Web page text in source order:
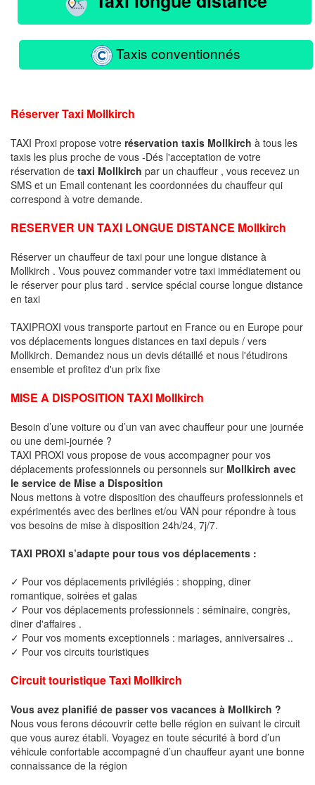
Taxis conventionnés
Réserver Taxi Mollkirch
TAXI Proxi propose votre réservation taxis Mollkirch à tous les
taxis les plus proche de vous -Dés l'acceptation de votre
réservation de taxi Mollkirch par un chauffeur , vous recevez un
SMS et un Email contenant les coordonnées du chauffeur qui
correspond à votre demande.
RESERVER UN TAXI LONGUE DISTANCE Mollkirch
Réserver un chauffeur de taxi pour une longue distance à
Mollkirch . Vous pouvez commander votre taxi immédiatement ou
le réserver pour plus tard . service spécial course longue distance
en taxi
TAXIPROXI vous transporte partout en France ou en Europe pour
vos déplacements longues distances en taxi depuis / vers
Mollkirch. Demandez nous un devis détaillé et nous l'étudirons
ensemble et profitez d'un prix fixe
MISE A DISPOSITION TAXI Mollkirch
Besoin d’une voiture ou d’un van avec chauffeur pour une journée
ou une demi-journée ?
TAXI PROXI vous propose de vous accompagner pour vos
déplacements professionnels ou personnels sur Mollkirch avec
le service de Mise a Disposition
Nous mettons à votre disposition des chauffeurs professionnels et
expérimentés avec des berlines et/ou VAN pour répondre à tous
vos besoins de mise à disposition 24h/24, 7j/7.
TAXI PROXI s’adapte pour tous vos déplacements :
✓ Pour vos déplacements privilégiés : shopping, diner
romantique, soirées et galas
✓ Pour vos déplacements professionnels : séminaire, congrès,
diner d'affaires .
✓ Pour vos moments exceptionnels : mariages, anniversaires ..
✓ Pour vos circuits touristiques
Circuit touristique Taxi Mollkirch
Vous avez planifié de passer vos vacances à Mollkirch ?
Nous vous ferons découvrir cette belle région en suivant le circuit
que vous aurez établi. Voyagez en toute sécurité à bord d’un
véhicule confortable accompagné d’un chauffeur ayant une bonne
connaissance de la région